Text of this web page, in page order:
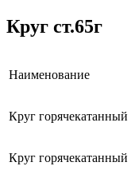
Круг ст.65г
Наименование
Круг горячекатанный
Круг горячекатанный